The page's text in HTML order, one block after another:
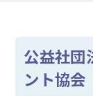
公益社団
ント協会